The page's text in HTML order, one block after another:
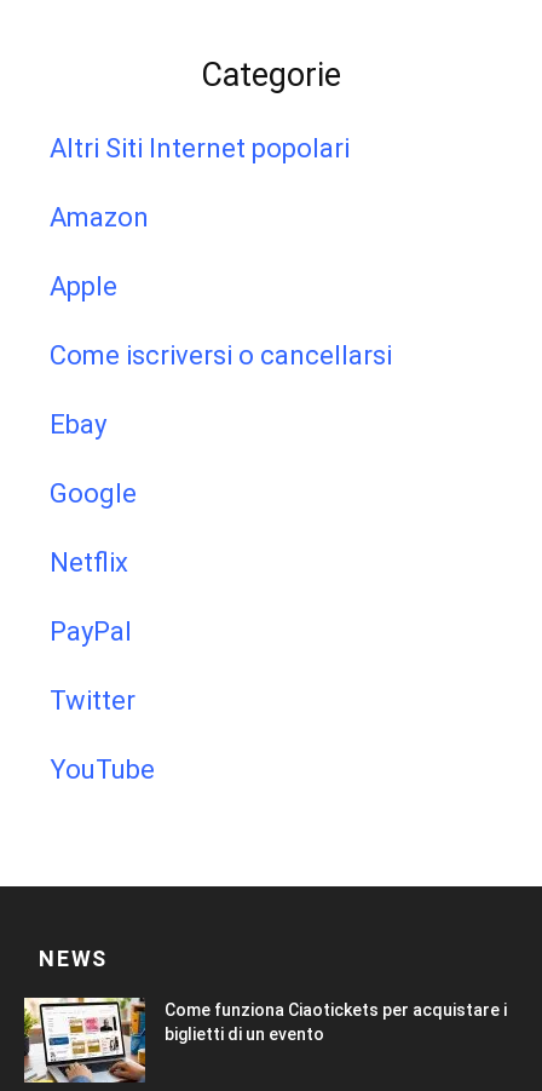
Categorie
Altri Siti Internet popolari
Amazon
Apple
Come iscriversi o cancellarsi
Ebay
Google
Netflix
PayPal
Twitter
YouTube
NEWS
Come funziona Ciaotickets per acquistare i
biglietti di un evento